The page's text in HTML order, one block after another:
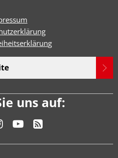
g
uns auf: